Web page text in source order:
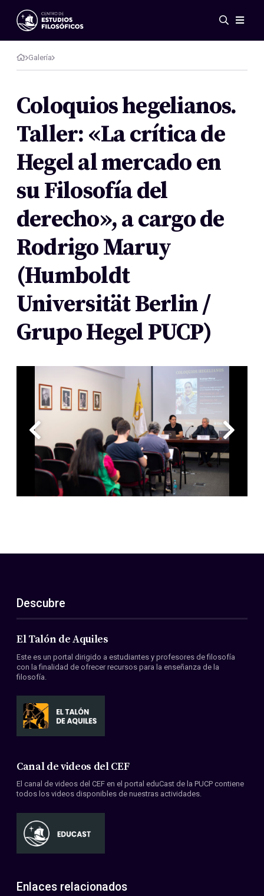
Eventos
Novedades
Investigación
Publicaciones
Galería
Acerca de nosotros
Reglamento
Galería
Coloquios hegelianos.
Taller: «La crítica de
Hegel al mercado en
su Filosofía del
derecho», a cargo de
Rodrigo Maruy
(Humboldt
Universität Berlin /
Grupo Hegel PUCP)
Descubre
El Talón de Aquiles
Este es un portal dirigido a estudiantes y profesores de filosofía
con la finalidad de ofrecer recursos para la enseñanza de la
filosofía.
Canal de videos del CEF
El canal de videos del CEF en el portal eduCast de la PUCP contiene
todos los videos disponibles de nuestras actividades.
Enlaces relacionados